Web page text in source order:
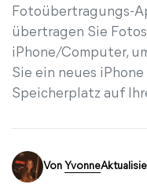
Fotoübertragungs-
übertragen Sie
iPhone/Computer,
Sie ein neues
Speicherplatz auf
Von Yvonne